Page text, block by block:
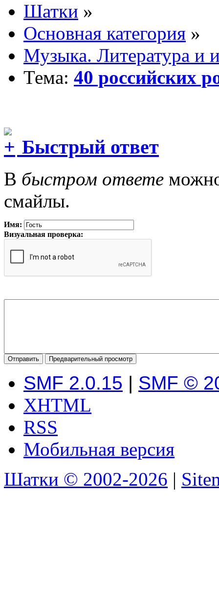
Шатки »
Основная категория »
Музыка. Литература и
Тема: 40 российских
Быстрый ответ
В быстром ответе
смайлы.
Имя:
Визуальная проверка:
SMF 2.0.15 | SMF ©
XHTML
RSS
Мобильная версия
Шатки © 2002-2026 |